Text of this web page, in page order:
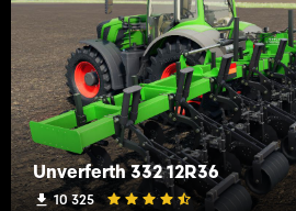
Unverferth 332 12R36
10 325